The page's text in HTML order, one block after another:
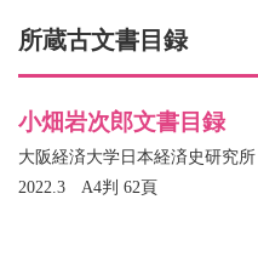
所蔵古文書目録
小畑岩次郎文書目録
大阪経済大学日本経済史研究
2022.3 A4判 62頁